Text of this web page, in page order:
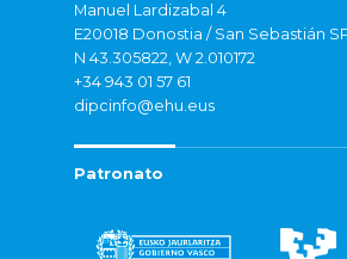
Manuel Lardizabal 4
E20018 Donostia / San Sebastián
N 43.305822, W 2.010172
+34 943 01 57 61
dipcinfo@ehu.eus
Patronato